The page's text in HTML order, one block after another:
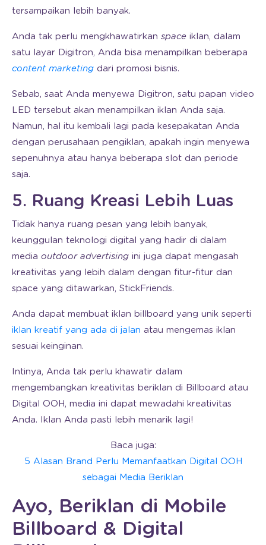
tersampaikan lebih banyak.
Anda tak perlu mengkhawatirkan space iklan, dalam
satu layar Digitron, Anda bisa menampilkan beberapa
content marketing dari promosi bisnis.
Sebab, saat Anda menyewa Digitron, satu papan video
LED tersebut akan menampilkan iklan Anda saja.
Namun, hal itu kembali lagi pada kesepakatan Anda
dengan perusahaan pengiklan, apakah ingin menyewa
sepenuhnya atau hanya beberapa slot dan periode
saja.
5. Ruang Kreasi Lebih Luas
Tidak hanya ruang pesan yang lebih banyak,
keunggulan teknologi digital yang hadir di dalam
media outdoor advertising ini juga dapat mengasah
kreativitas yang lebih dalam dengan fitur-fitur dan
space yang ditawarkan, StickFriends.
Anda dapat membuat iklan billboard yang unik seperti
iklan kreatif yang ada di jalan atau mengemas iklan
sesuai keinginan.
Intinya, Anda tak perlu khawatir dalam
mengembangkan kreativitas beriklan di Billboard atau
Digital OOH, media ini dapat mewadahi kreativitas
Anda. Iklan Anda pasti lebih menarik lagi!
Baca juga:
5 Alasan Brand Perlu Memanfaatkan Digital OOH
sebagai Media Beriklan
Ayo, Beriklan di Mobile
Billboard & Digital